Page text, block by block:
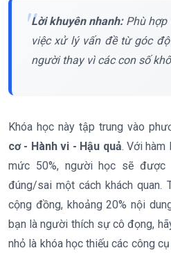
Lời khuyên nhanh:Phù hợp
việc xử lý vấn đề từ góc
người thay vì các con số
Khóa học này tập trung vào
cơ - Hành vi - Hậu quả. Với
mức 50%, người học sẽ được
đúng/sai một cách khách quan.
cộng đồng, khoảng 20% nội
bạn là người thích sự cô đọng,
nhỏ là khóa học thiếu các công